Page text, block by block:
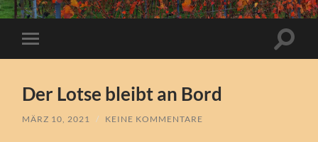
Mobile-
Menü
Der Lotse bleibt an Bord
MÄRZ 10, 2021 / KEINE KOMMENTARE